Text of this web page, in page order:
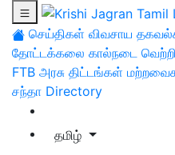
செய்திகள் விவசாய
தோட்டக்கலை கால்நடை
FTB அரசு திட்டங்கள்
சந்தா Directory
தமிழ்